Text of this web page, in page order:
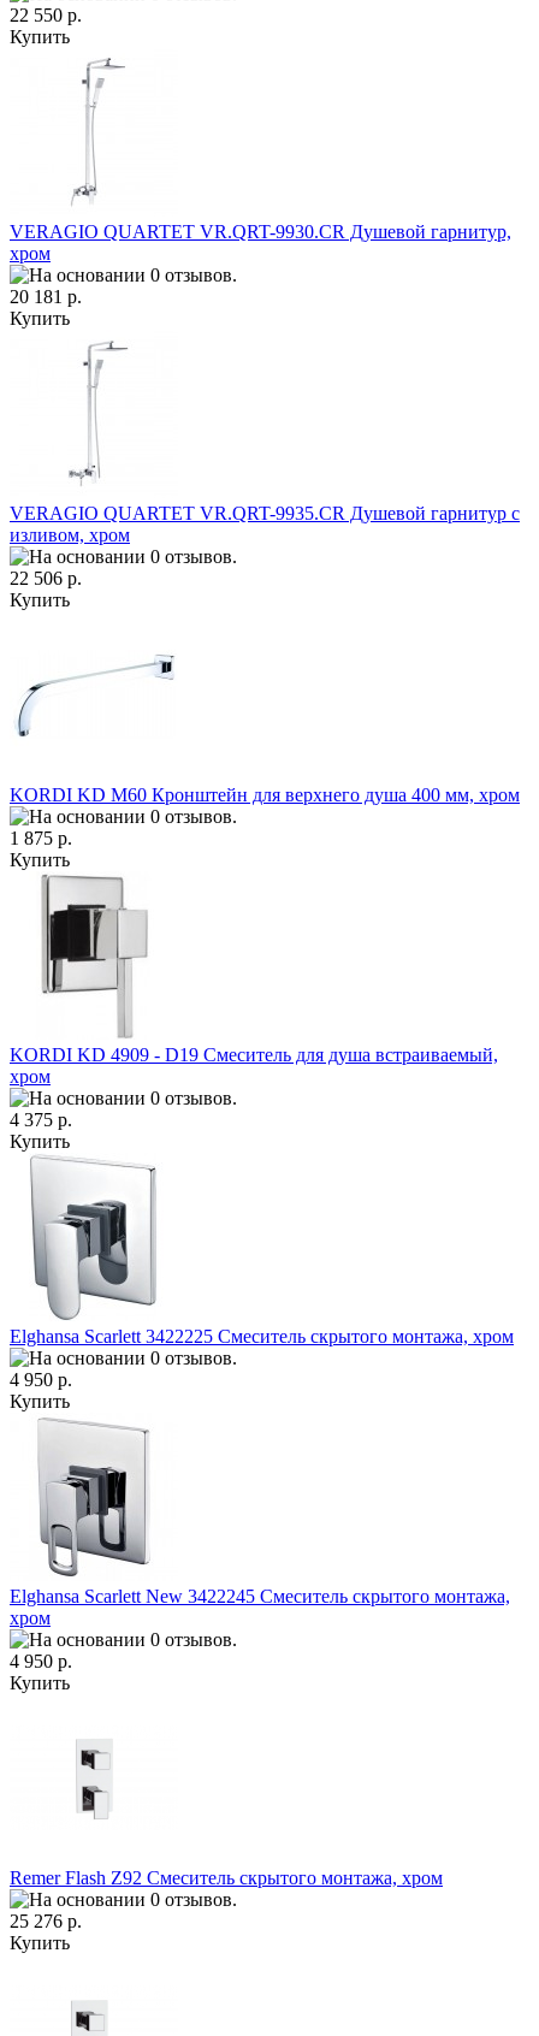
22 550 р.
Купить
VERAGIO QUARTET VR.QRT-9930.CR Душевой гарнитур,
хром
20 181 р.
Купить
VERAGIO QUARTET VR.QRT-9935.CR Душевой гарнитур с
изливом, хром
22 506 р.
Купить
KORDI KD M60 Кронштейн для верхнего душа 400 мм, хром
1 875 р.
Купить
KORDI KD 4909 - D19 Смеситель для душа встраиваемый,
хром
4 375 р.
Купить
Elghansa Scarlett 3422225 Смеситель скрытого монтажа, хром
4 950 р.
Купить
Elghansa Scarlett New 3422245 Смеситель скрытого монтажа,
хром
4 950 р.
Купить
Remer Flash Z92 Смеситель скрытого монтажа, хром
25 276 р.
Купить